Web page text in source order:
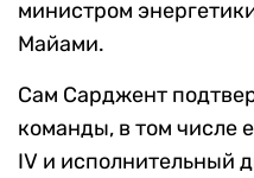
министром
Майами.
Сам Сарджент
команды, в том числе
IV и исполнительный